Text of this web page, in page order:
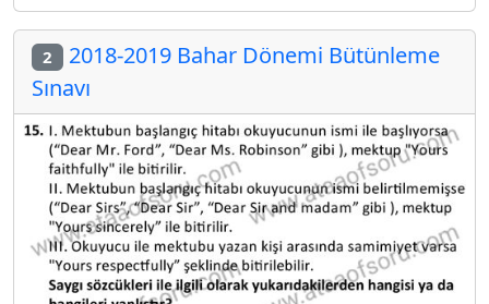
2 2018-2019 Bahar Dönemi Bütünleme
Sınavı